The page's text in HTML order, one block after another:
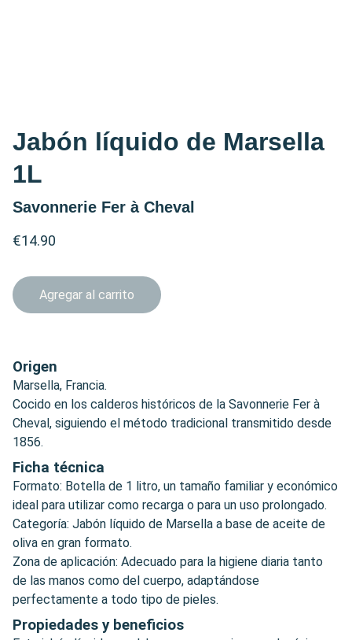
Jabón líquido de Marsella
1L
Savonnerie Fer à Cheval
€14.90
Agregar al carrito
Origen
Marsella, Francia.
Cocido en los calderos históricos de la Savonnerie Fer à
Cheval, siguiendo el método tradicional transmitido desde
1856.
Ficha técnica
Formato: Botella de 1 litro, un tamaño familiar y económico
ideal para utilizar como recarga o para un uso prolongado.
Categoría: Jabón líquido de Marsella a base de aceite de
oliva en gran formato.
Zona de aplicación: Adecuado para la higiene diaria tanto
de las manos como del cuerpo, adaptándose
perfectamente a todo tipo de pieles.
Propiedades y beneficios